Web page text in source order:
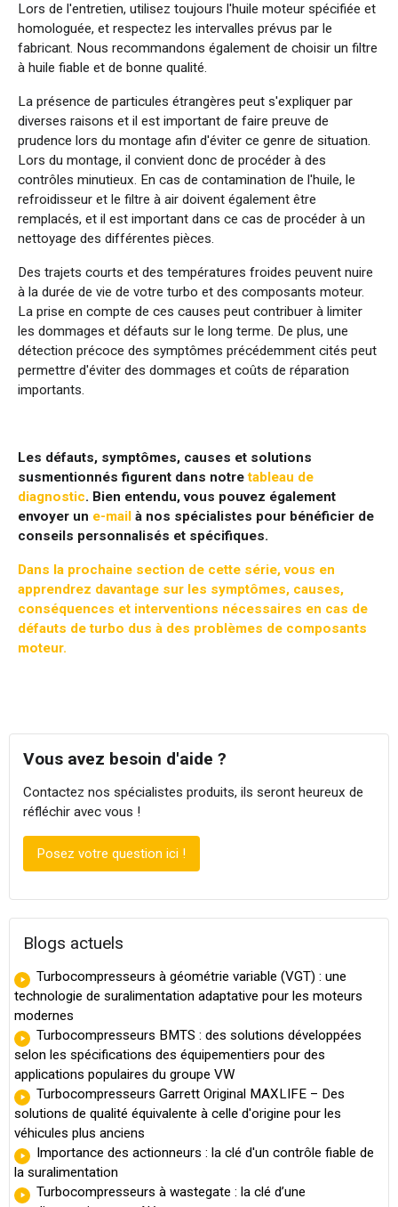
Lors de l'entretien, utilisez toujours l'huile moteur spécifiée et
homologuée, et respectez les intervalles prévus par le
fabricant. Nous recommandons également de choisir un filtre
à huile fiable et de bonne qualité.
La présence de particules étrangères peut s'expliquer par
diverses raisons et il est important de faire preuve de
prudence lors du montage afin d'éviter ce genre de situation.
Lors du montage, il convient donc de procéder à des
contrôles minutieux. En cas de contamination de l'huile, le
refroidisseur et le filtre à air doivent également être
remplacés, et il est important dans ce cas de procéder à un
nettoyage des différentes pièces.
Des trajets courts et des températures froides peuvent nuire
à la durée de vie de votre turbo et des composants moteur.
La prise en compte de ces causes peut contribuer à limiter
les dommages et défauts sur le long terme. De plus, une
détection précoce des symptômes précédemment cités peut
permettre d'éviter des dommages et coûts de réparation
importants.
Les défauts, symptômes, causes et solutions
susmentionnés figurent dans notretableau de
diagnostic. Bien entendu, vous pouvez également
envoyer un e-mail à nos spécialistes pour bénéficier de
conseils personnalisés et spécifiques.
Dans la prochaine section de cette série, vous en
apprendrez davantage sur les symptômes, causes,
conséquences et interventions nécessaires en cas de
défauts de turbo dus à des problèmes de composants
moteur.
Vous avez besoin d'aide ?
Contactez nos spécialistes produits, ils seront heureux de
réfléchir avec vous !
Posez votre question ici !
Blogs actuels
Turbocompresseurs à géométrie variable (VGT) : une
technologie de suralimentation adaptative pour les moteurs
modernes
Turbocompresseurs BMTS : des solutions développées
selon les spécifications des équipementiers pour des
applications populaires du groupe VW
Turbocompresseurs Garrett Original MAXLIFE – Des
solutions de qualité équivalente à celle d'origine pour les
véhicules plus anciens
Importance des actionneurs : la clé d'un contrôle fiable de
la suralimentation
Turbocompresseurs à wastegate : la clé d’une